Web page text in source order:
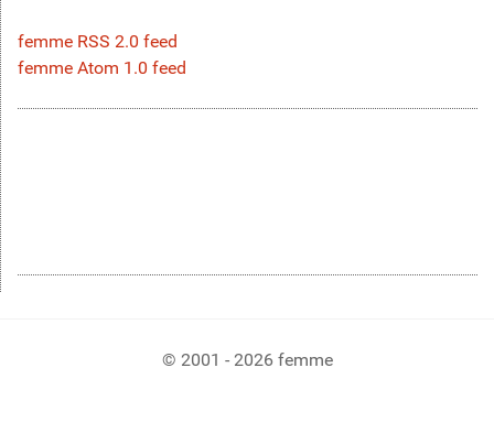
femme RSS 2.0 feed
femme Atom 1.0 feed
© 2001 - 2026 femme